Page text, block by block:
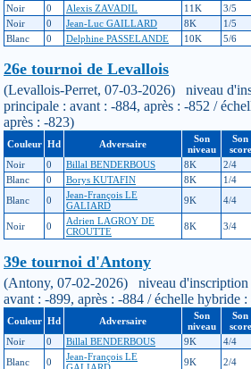
Noir
0 Alexis ZAVADIL 11K 3/5
Noir
0 Jean-Luc GAILLARD 8K 1/5
Blanc
0 Delphine PASSELANDE 10K 5/6
26e tournoi de Levallois
(Levallois-Perret, 07-03-2026) niveau
principale : avant : -884, après : -852 /
après : -823)
Couleur Hd Adversaire
Son
niveau
Son
score
Noir
0 Billal BENDERBOUS 8K 2/4
Blanc
0 Borys KUTAFIN 8K 1/4
Blanc
0
Jean-François LE
GALIARD
9K 4/4
Noir 0
Adrien LAGROY DE
CROUTTE
8K 3/4
39e tournoi d'Antony
(Antony, 07-02-2026) niveau d'inscription
avant : -899, après : -884 / échelle hybride
Couleur Hd Adversaire
Son
niveau
Son
score
Noir
0 Billal BENDERBOUS 9K 4/4
Blanc
0
Jean-François LE
9K 2/4